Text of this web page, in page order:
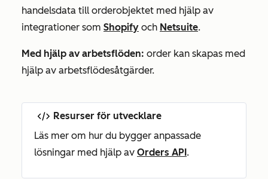
handelsdata till orderobjektet med hjälp av
integrationer som Shopify och Netsuite.
Med hjälp av arbetsflöden: order kan skapas med
hjälp av arbetsflödesåtgärder.
Resurser för utvecklare
Läs mer om hur du bygger anpassade
lösningar med hjälp av Orders API .